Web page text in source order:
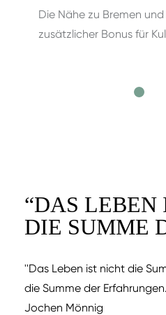
Die Nähe zu Bremen
zusätzlicher Bonus für
“DAS LEBEN
DIE SUMME
''Das Leben ist nicht die
die Summe der
Jochen Mönnig